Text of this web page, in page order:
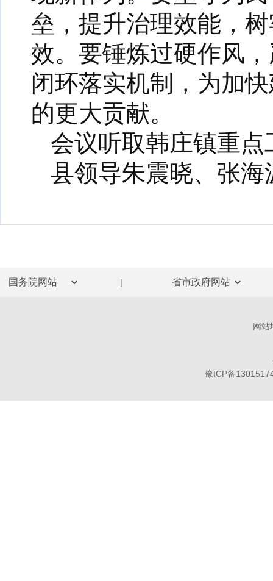
垒，提升治理效能，
效。要锤炼过硬作风
闭环落实机制，为加
的更大贡献。
会议听取韩庄镇重
县领导朱震晓、张海
|
网站
豫ICP备